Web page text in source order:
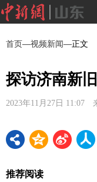
首页—视频新闻—正文
探访济南新
2023年11月27日 11:07
推荐阅读